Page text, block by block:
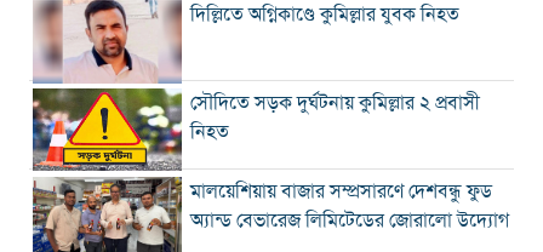
দিল্লিতে অগ্নিকাণ্ডে কুমিল্লার যুবক নিহত
সৌদিতে সড়ক দুর্ঘটনায় কুমিল্লার ২ প্রবাসী
নিহত
মালয়েশিয়ায় বাজার সম্প্রসারণে দেশবন্ধু ফুড
অ্যান্ড বেভারেজ লিমিটেডের জোরালো উদ্যোগ